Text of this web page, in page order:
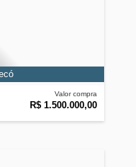
Valor compra
R$ 1.500.000,00